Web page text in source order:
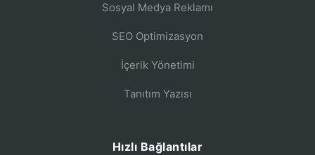
Sosyal Medya Reklamı
SEO Optimizasyon
İçerik Yönetimi
Tanıtım Yazısı
Hızlı Bağlantılar